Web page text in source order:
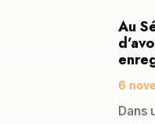
Au
6
Dans